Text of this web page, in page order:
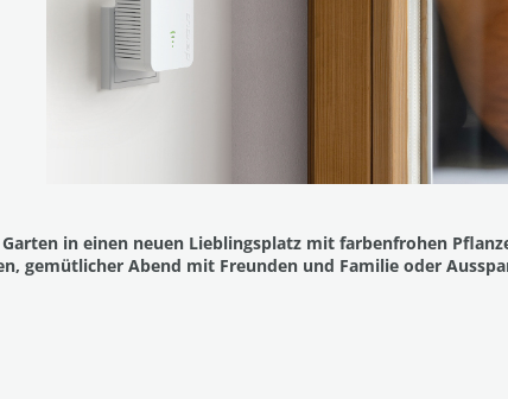
in einen neuen Lieblingsplatz mit farbenfrohen
gemütlicher Abend mit Freunden und Familie oder